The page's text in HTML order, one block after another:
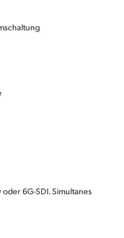
6G-SDI. Simultanes